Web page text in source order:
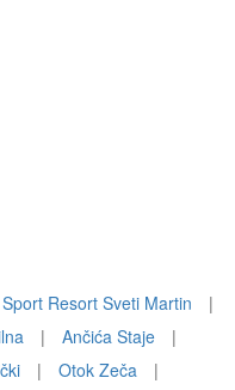
Resort Sveti Martin
|
| Ančića Staje
|
| Otok Zeča
|